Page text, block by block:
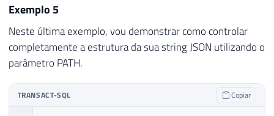
46
47
48
        "valor_nulo": null
    }
}
Exemplo 5
Neste última exemplo, vou demonstrar como controlar
completamente a estrutura da sua string JSON utilizando o
parâmetro PATH.
TRANSACT-SQL Copiar